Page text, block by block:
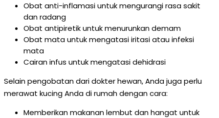
Obat anti-inflamasi untuk mengurangi rasa sakit
dan radang
Obat antipiretik untuk menurunkan demam
Obat mata untuk mengatasi iritasi atau infeksi
mata
Cairan infus untuk mengatasi dehidrasi
Selain pengobatan dari dokter hewan, Anda juga perlu
merawat kucing Anda di rumah dengan cara:
Memberikan makanan lembut dan hangat untuk